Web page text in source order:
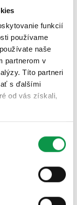
funkcií
používame
naše
partnerom v
Títo partneri
s ďalšími
od vás získali,